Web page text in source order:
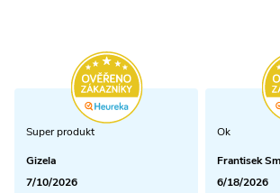
Super produkt
Gizela
7/10/2026
Ok
Frantisek
6/18/2026